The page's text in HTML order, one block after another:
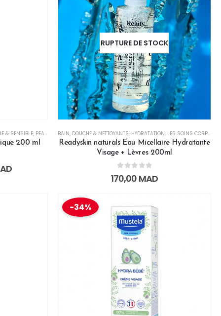
& SENSIBLE, PEAU SENSIBLE ,PROTECTION,TOUTE LA FAMILLE,VISAGE
200 ml
RUPTURE DE STOCK
BAIN, DOUCHE & NETTOYANTS, HYDRATATION, LES SOINS CORPS & BAIN
Readyskin naturals Eau Micellaire Hydratante
Visage + Lèvres 200ml
0out of 5
170,00 MAD
-34%